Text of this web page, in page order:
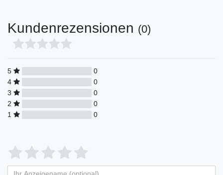
Kundenrezensionen (0)
5
0
4
0
3
0
2
0
1
0